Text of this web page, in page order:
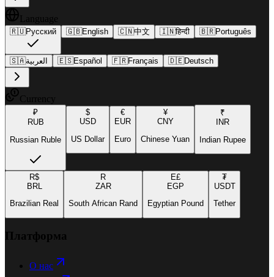
Language
🇷🇺Русский 🇬🇧English 🇨🇳中文 🇮🇳हिन्दी 🇧🇷Português
🇸🇦العربية 🇪🇸Español 🇫🇷Français 🇩🇪Deutsch
Currency
₽
RUB
Russian Ruble
$
USD
US Dollar
€
EUR
Euro
¥
CNY
Chinese Yuan
₹
INR
Indian Rupee
R$
BRL
Brazilian Real
R
ZAR
South African Rand
E£
EGP
Egyptian Pound
₮
USDT
Tether
Платформа
О нас